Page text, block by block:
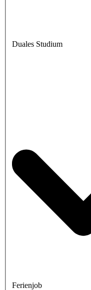
Duales Studium
Ferienjob